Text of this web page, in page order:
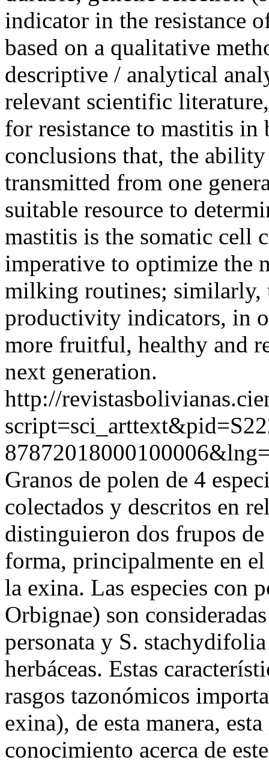
indicator in the resistance
based on a qualitative
descriptive / analytical
relevant scientific
for resistance to mastitis
conclusions that, the
transmitted from one
suitable resource to
mastitis is the somatic cell
imperative to optimize the
milking routines; similarly,
productivity indicators, in
more fruitful, healthy and
next generation.
http://
Granos de polen de 4
colectados y descritos en
distinguieron dos frupos
forma, principalmente en
la exina. Las especies con
Orbignae) son
personata y S.
herbáceas. Estas
rasgos tazonómicos
exina), de esta manera,
conocimiento acerca de